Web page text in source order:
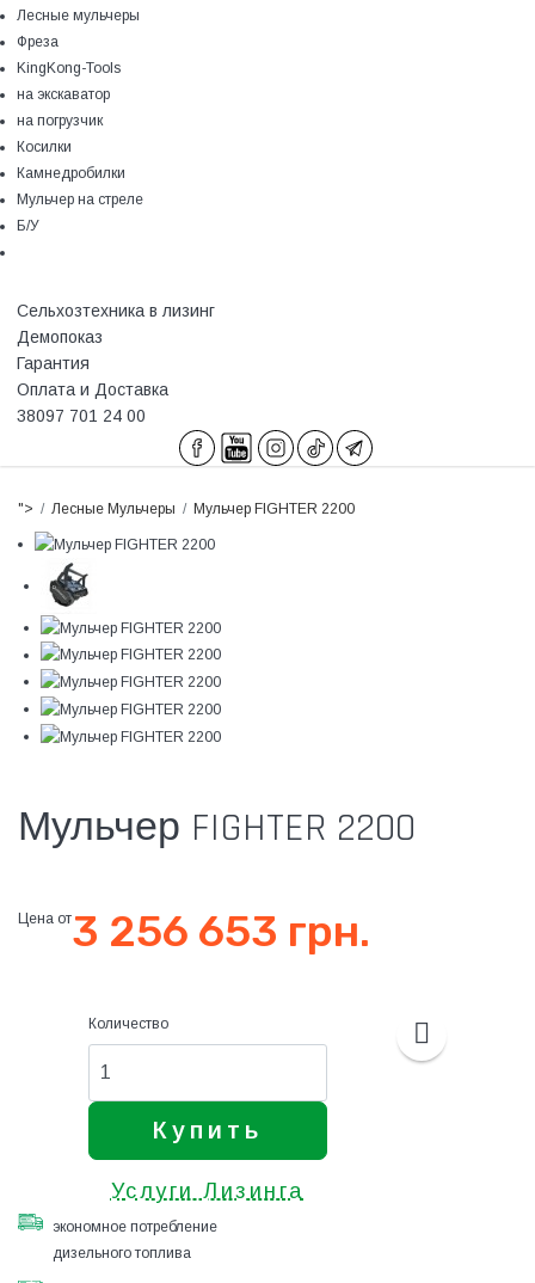
Лесные мульчеры
Фреза
KingKong-Tools
на экскаватор
на погрузчик
Косилки
Камнедробилки
Мульчер на стреле
Б/У
Сельхозтехника в лизинг
Демопоказ
Гарантия
Оплата и Доставка
38097 701 24 00
"> Лесные Мульчеры Мульчер FIGHTER 2200
Мульчер FIGHTER 2200
Цена от3 256 653 грн.
Количество
Купить
Услуги Лизинга
экономное потребление
дизельного топлива